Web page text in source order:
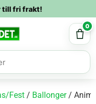
till fri frakt!
0
Fest / Ballonger/